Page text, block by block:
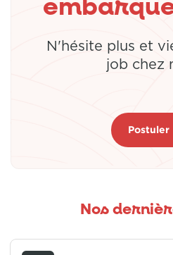
N'hésite plus et
job chez
Postuler
Nos